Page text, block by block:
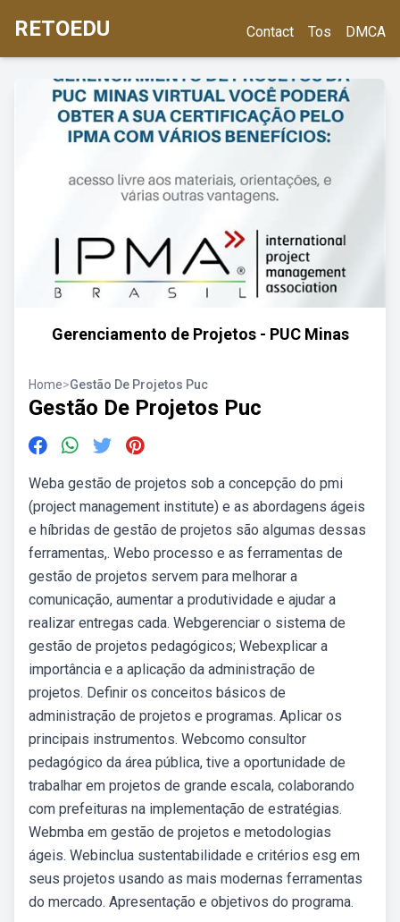
RETOEDU Contact Tos DMCA
Gerenciamento de Projetos - PUC Minas
Home>Gestão De Projetos Puc
Gestão De Projetos Puc
Weba gestão de projetos sob a concepção do pmi
(project management institute) e as abordagens ágeis
e híbridas de gestão de projetos são algumas dessas
ferramentas,. Webo processo e as ferramentas de
gestão de projetos servem para melhorar a
comunicação, aumentar a produtividade e ajudar a
realizar entregas cada. Webgerenciar o sistema de
gestão de projetos pedagógicos; Webexplicar a
importância e a aplicação da administração de
projetos. Definir os conceitos básicos de
administração de projetos e programas. Aplicar os
principais instrumentos. Webcomo consultor
pedagógico da área pública, tive a oportunidade de
trabalhar em projetos de grande escala, colaborando
com prefeituras na implementação de estratégias.
Webmba em gestão de projetos e metodologias
ágeis. Webinclua sustentabilidade e critérios esg em
seus projetos usando as mais modernas ferramentas
do mercado. Apresentação e objetivos do programa.